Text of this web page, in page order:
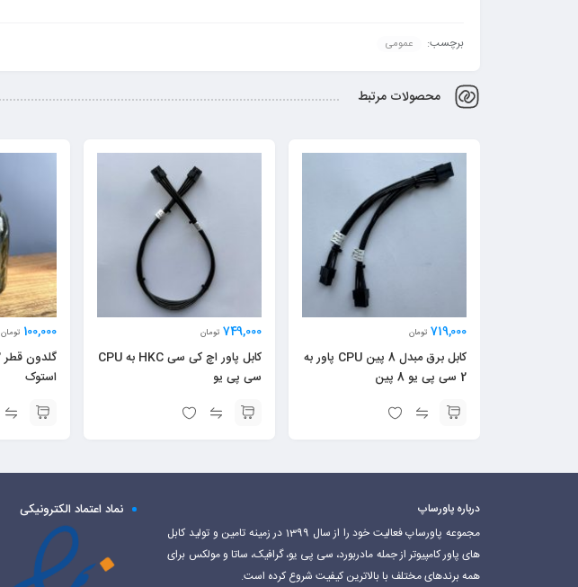
برچسب: عمومی
محصولات مرتبط
719,000 تومان
کابل برق مبدل 8 پین CPU پاور به
2 سی پی یو 8 پین
749,000 تومان
کابل پاور اچ کی سی HKC به CPU
سی پی یو
100,000 تومان
استوک
درباره پاورساپ
مجموعه پاورساپ فعالیت خود را از سال 1399 در زمینه تامین و تولید کابل
های پاور کامپیوتر از جمله مادربورد، سی پی یو، گرافیک، ساتا و مولکس برای
همه برندهای مختلف با بالاترین کیفیت شروع کرده است.
نماد اعتماد الکترونیکی